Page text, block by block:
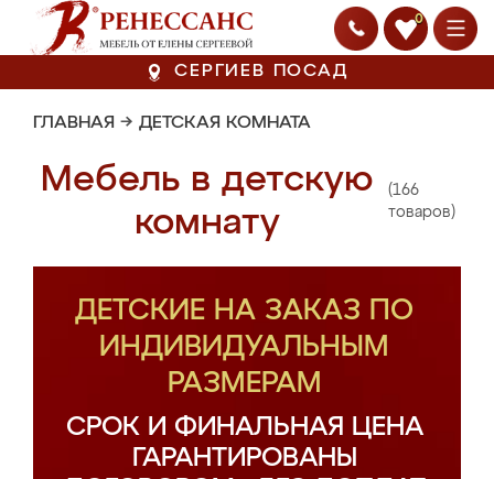
0
СЕРГИЕВ ПОСАД
ГЛАВНАЯ → ДЕТСКАЯ КОМНАТА
Мебель в детскую
комнату
(166
товаров)
ДЕТСКИЕ НА ЗАКАЗ ПО
ИНДИВИДУАЛЬНЫМ
РАЗМЕРАМ
СРОК И ФИНАЛЬНАЯ ЦЕНА
ГАРАНТИРОВАНЫ